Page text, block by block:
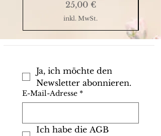
Preis
25,00 €
inkl. MwSt.
Ja, ich möchte den
Newsletter abonnieren.
E-Mail-Adresse *
Ich habe die AGB